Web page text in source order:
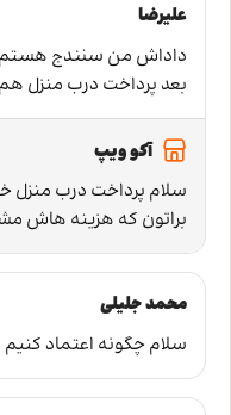
علیرضا
داداش من سنندج هستم
بعد پرداخت درب منزل هم
آکو ویپ
سلام پرداخت درب منزل
براتون که هزینه هاش
محمد جلیلی
سلام چگونه اعتماد کنیم